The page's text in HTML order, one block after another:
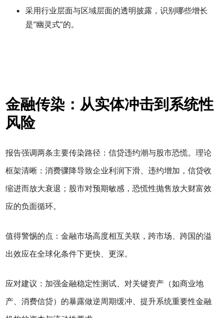
采用行业层面与区域层面的透明披露，识别哪些增长
是“幽灵式”的。
金融传染：从实体冲击到系统性
风险
报告强调两条主要传染路径：信贷违约潮与股市恐慌。理论
框架清晰：消费骤降导致企业利润下滑、违约增加，信贷收
缩进而放大衰退；股市对预期敏感，恐慌性抛售放大财富效
应的负面循环。
值得警惕的点：金融市场高度相互关联，跨市场、跨国的溢
出效应在全球化条件下更快、更深。
应对建议：加强金融稳定性测试、对关键资产（如商业地
产、消费信贷）的暴露做逆周期缓冲、提升系统重要性金融